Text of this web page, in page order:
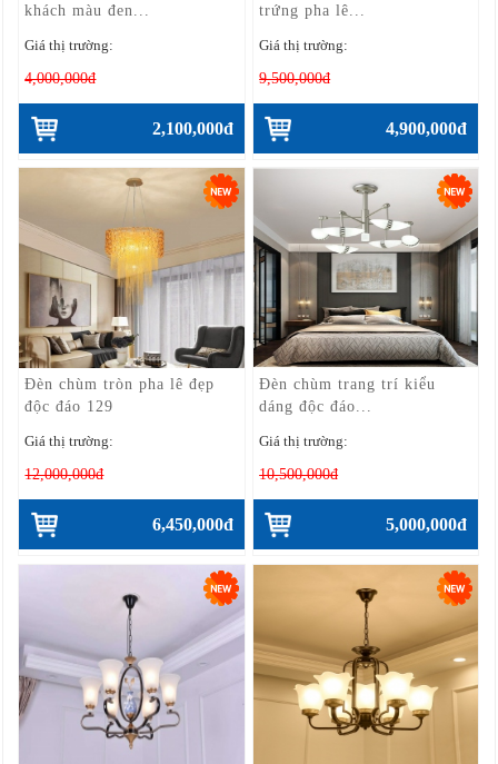
khách màu đen...
Giá thị trường:
4,000,000đ
2,100,000đ
trứng pha lê...
Giá thị trường:
9,500,000đ
4,900,000đ
Đèn chùm tròn pha lê đẹp
độc đáo 129
Giá thị trường:
12,000,000đ
6,450,000đ
Đèn chùm trang trí kiểu
dáng độc đáo...
Giá thị trường:
10,500,000đ
5,000,000đ